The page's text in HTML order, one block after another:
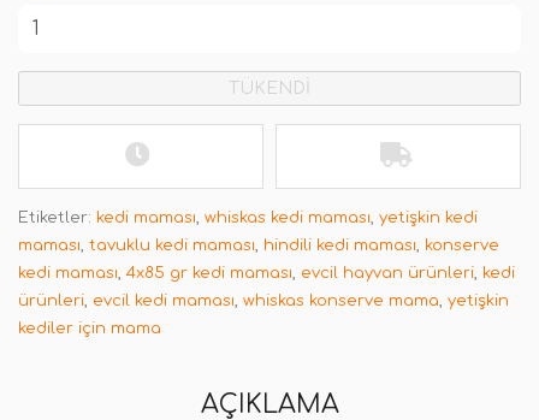
TÜKENDİ
Etiketler: kedi maması, whiskas kedi maması, yetişkin kedi
maması, tavuklu kedi maması, hindili kedi maması, konserve
kedi maması, 4x85 gr kedi maması, evcil hayvan ürünleri, kedi
ürünleri, evcil kedi maması, whiskas konserve mama, yetişkin
kediler için mama
AÇIKLAMA